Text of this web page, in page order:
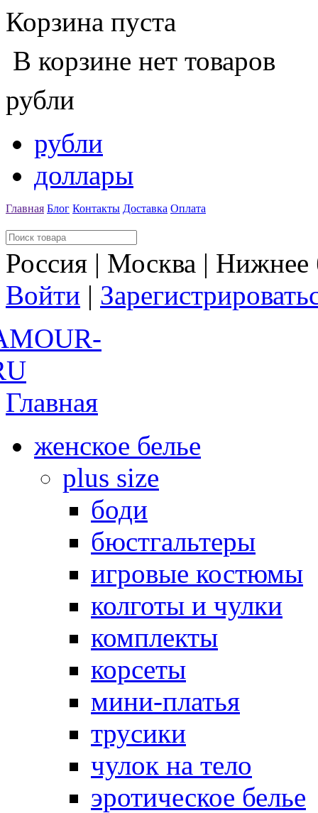
Корзина пуста
В корзине нет товаров
рубли
рубли
доллары
Главная Блог Контакты Доставка Оплата
Россия | Москва |
Войти |
Главная
женское белье
plus size
боди
бюстгальтеры
игровые костюмы
колготы и чулки
комплекты
корсеты
мини-платья
трусики
чулок на тело
эротическое белье